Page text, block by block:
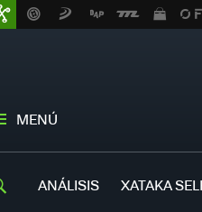
MENÚ
ANÁLISIS XATAKA